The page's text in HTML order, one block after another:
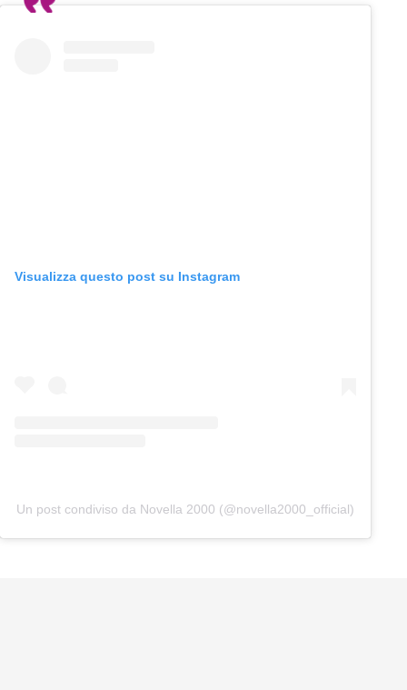
Visualizza questo post su Instagram
Un post condiviso da Novella 2000 (@novella2000_official)